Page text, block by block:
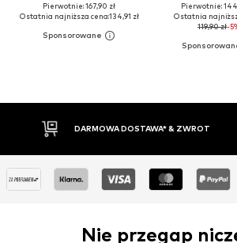
Pierwotnie: 167,90 zł
Ostatnia najniższa cena:134,91 zł
Pierwotnie:
Ostatnia
119,90 zł-
30 DNI NA ZWROT TOWARU
Nie przegap